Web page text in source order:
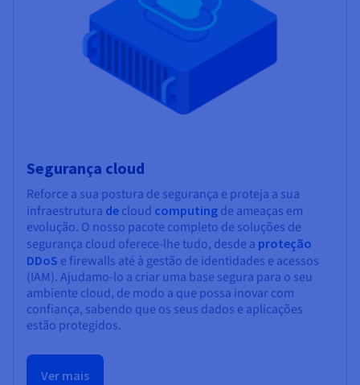
Segurança cloud
Reforce a sua postura de segurança e proteja a sua
infraestrutura de cloud computing de ameaças em
evolução. O nosso pacote completo de soluções de
segurança cloud oferece-lhe tudo, desde a proteção
DDoS e firewalls até à gestão de identidades e acessos
(IAM). Ajudamo-lo a criar uma base segura para o seu
ambiente cloud, de modo a que possa inovar com
confiança, sabendo que os seus dados e aplicações
estão protegidos.
Ver mais